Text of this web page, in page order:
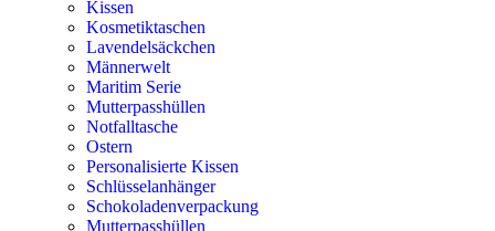
Kissen
Kosmetiktaschen
Lavendelsäckchen
Männerwelt
Maritim Serie
Mutterpasshüllen
Notfalltasche
Ostern
Personalisierte Kissen
Schlüsselanhänger
Schokoladenverpackung
Mutterpasshüllen